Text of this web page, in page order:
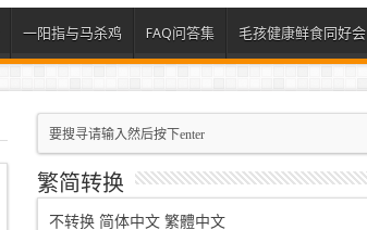
一阳指与马杀鸡 FAQ问答集 毛孩健康鲜食同好会
繁简转换
不转换 简体中文 繁體中文